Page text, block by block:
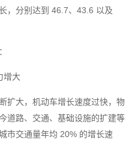
，分别达到 46.7、43.6 以及
增大
扩大，机动车增长速度过快，物
道路、交通、基础设施的扩建等
市交通量年均 20% 的增长速